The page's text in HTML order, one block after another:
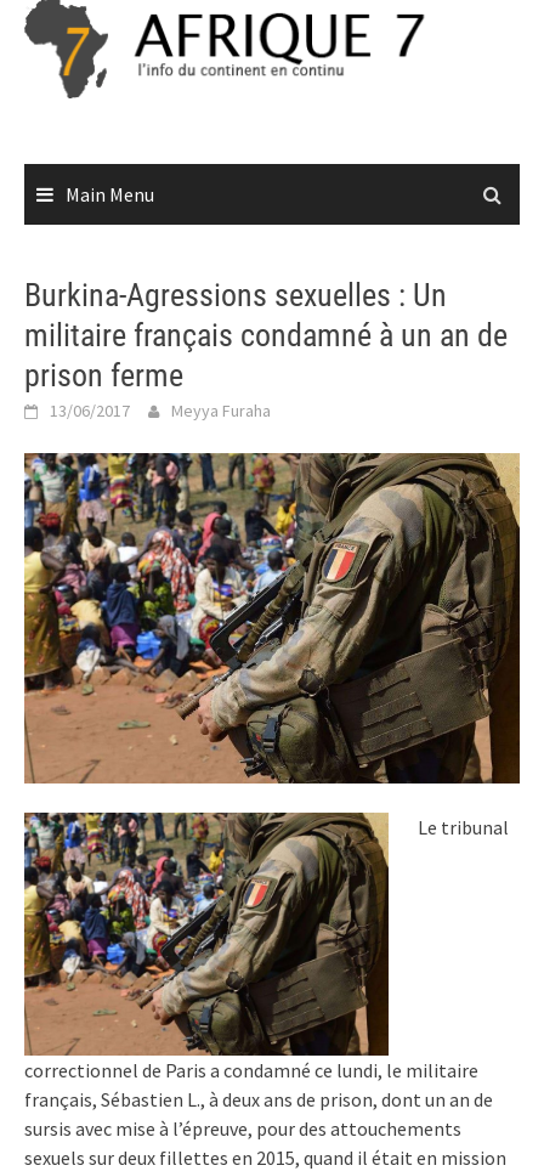
Skip
content
Main Menu
Burkina-Agressions sexuelles : Un
militaire français condamné à un an de
prison ferme
13/06/2017 Meyya Furaha
Le tribunal
correctionnel de Paris a condamné ce lundi, le militaire
français, Sébastien L., à deux ans de prison, dont un an de
sursis avec mise à l’épreuve, pour des attouchements
sexuels sur deux fillettes en 2015, quand il était en mission